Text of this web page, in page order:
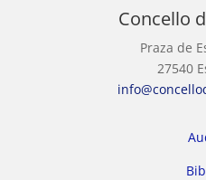
Concello
Praza de
27540